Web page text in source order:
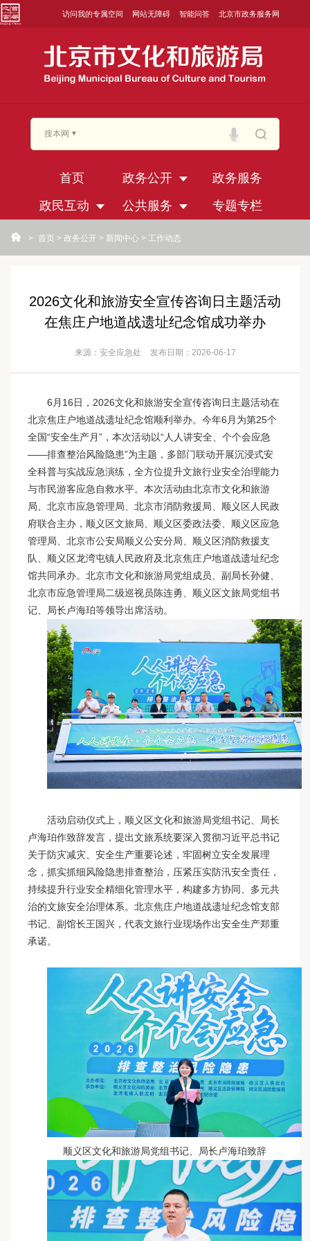
访问我的专属空间 网站无障碍 智能问答 北京市政务服务网
搜本网
首页 政务公开
政务服务
政民互动
公共服务 专题专栏
> 首页 > 政务公开 > 新闻中心 > 工作动态
2026文化和旅游安全宣传咨询日主题活动
在焦庄户地道战遗址纪念馆成功举办
来源：安全应急处 发布日期：2026-06-17
6 月 16日， 2026文化和旅游安全宣传咨询日主题活动在
北京焦庄户地道战遗址纪念馆顺利举办。今年6 月为第25个
全国“安全生产月”，本次活动以“人人讲安全、个个会应急
——排查整治风险隐患”为主题，多部门联动开展沉浸式安
全科普与实战应急演练，全方位提升文旅行业安全治理能力
与市民游客应急自救水平。本次活动由北京市文化和旅游
局、北京市应急管理局、北京市消防救援局、顺义区人民政
府联合主办，顺义区文旅局、顺义区委政法委、顺义区应急
管理局、北京市公安局顺义公安分局、顺义区消防救援支
队、顺义区龙湾屯镇人民政府及北京焦庄户地道战遗址纪念
馆共同承办。北京市文化和旅游局党组成员、副局长孙健
北京市应急管理局二级巡视员陈连勇、顺义区文旅局党组书
记、局长卢海珀等领导出席活动。
活动启动仪式上，顺义区文化和旅游局党组书记、局长
卢海珀作致辞发言，提出文旅系统要深入贯彻习近平总书记
关于防灾减灾、安全生产重要论述，牢固树立安全发展理
念，抓实抓细风险隐患排查整治，压紧压实防汛安全责任，
持续提升行业安全精细化管理水平，构建多方协同、多元共
治的文旅安全治理体系。北京焦庄户地道战遗址纪念馆支部
书记、副馆长王国兴，代表文旅行业现场作出安全生产郑重
承诺。
顺义区文化和旅游局党组书记、局长卢海珀致辞